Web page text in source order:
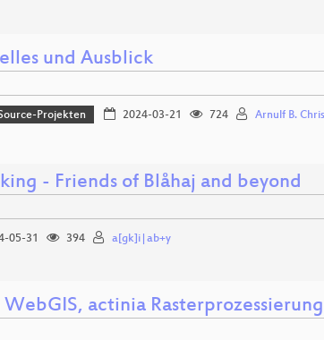
und Ausblick
Projekten 2024-03-21 724 Arnulf B.
- Friends of Blåhaj and beyond
05-31 394 a[gk]i|ab+y
WebGIS, actinia